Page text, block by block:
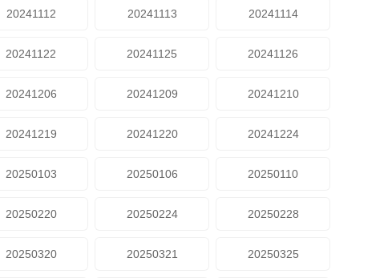
20241112 20241113 20241114
20241122 20241125 20241126
20241206 20241209 20241210
20241219 20241220 20241224
20250103 20250106 20250110
20250220 20250224 20250228
20250320 20250321 20250325